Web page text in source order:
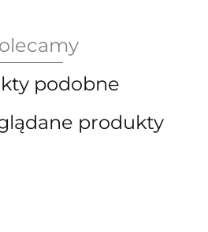
Glasbruk
podobne
produkty